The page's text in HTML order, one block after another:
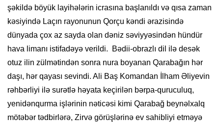
şəkildə böyük layihələrin icrasına başlanıldı və qısa zaman
kəsiyində Laçın rayonunun Qorçu kəndi ərazisində
dünyada çox az sayda olan dəniz səviyyəsindən hündür
hava limanı istifadəyə verildi. Bədii-obrazlı dil ilə desək
otuz ilin zülmətindən sonra nura boyanan Qarabağın hər
daşı, hər qayası sevindi. Ali Baş Komandan İlham Əliyevin
rəhbərliyi ilə surətlə həyata keçirilən bərpa-quruculuq,
yenidənqurma işlərinin nəticəsi kimi Qarabağ beynəlxalq
mötəbər tədbirlərə, Zirvə görüşlərinə ev sahibliyi etməyə